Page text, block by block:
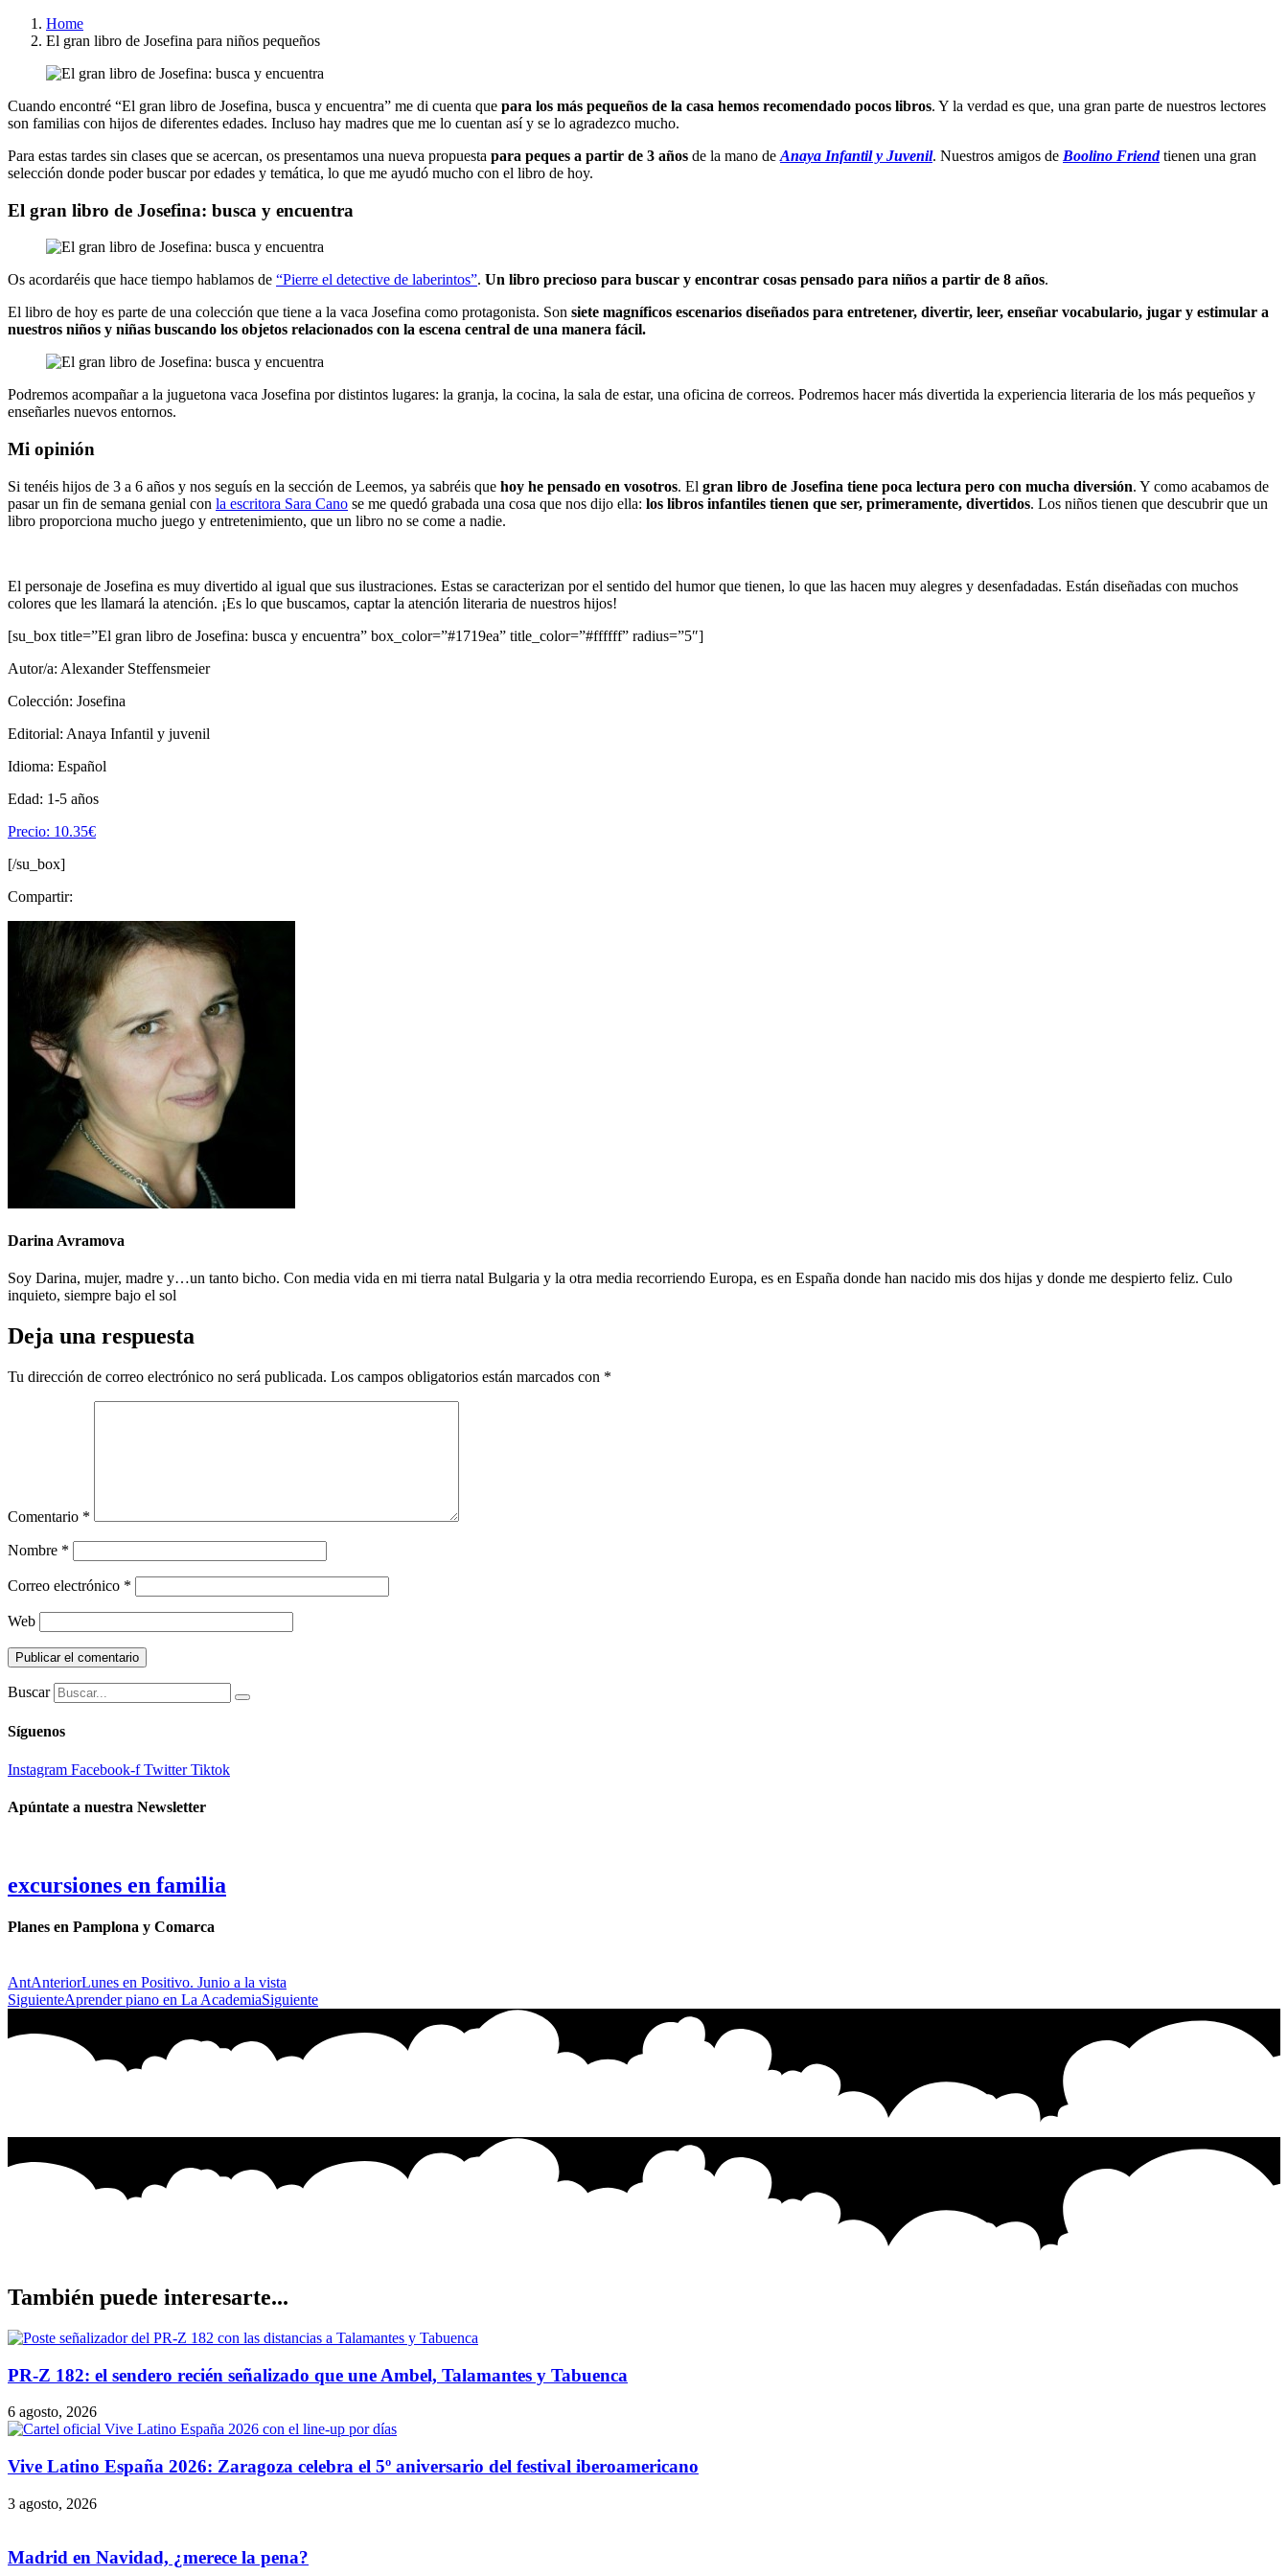
Home
El gran libro de Josefina para niños pequeños
Cuando encontré “El gran libro de Josefina, busca y encuentra” me di cuenta que para los más pequeños de la casa hemos recomendado pocos libros. Y la verdad es que, una gran parte de nuestros lectores
son familias con hijos de diferentes edades. Incluso hay madres que me lo cuentan así y se lo agradezco mucho.
Para estas tardes sin clases que se acercan, os presentamos una nueva propuesta para peques a partir de 3 años de la mano de Anaya Infantil y Juvenil. Nuestros amigos de Boolino Friendtienen una gran
selección donde poder buscar por edades y temática, lo que me ayudó mucho con el libro de hoy.
El gran libro de Josefina: busca y encuentra
Os acordaréis que hace tiempo hablamos de “Pierre el detective de laberintos”. Un libro precioso para buscar y encontrar cosas pensado para niños a partir de 8 años.
El libro de hoy es parte de una colección que tiene a la vaca Josefina como protagonista. Son siete magníficos escenarios diseñados para entretener, divertir, leer, enseñar vocabulario, jugar y estimular a
nuestros niños y niñas buscando los objetos relacionados con la escena central de una manera fácil.
Podremos acompañar a la juguetona vaca Josefina por distintos lugares: la granja, la cocina, la sala de estar, una oficina de correos. Podremos hacer más divertida la experiencia literaria de los más pequeños y
enseñarles nuevos entornos.
Mi opinión
Si tenéis hijos de 3 a 6 años y nos seguís en la sección de Leemos, ya sabréis que hoy he pensado en vosotros. El gran libro de Josefina tiene poca lectura pero con mucha diversión. Y como acabamos de
pasar un fin de semana genial con la escritora Sara Cano se me quedó grabada una cosa que nos dijo ella: los libros infantiles tienen que ser, primeramente, divertidos. Los niños tienen que descubrir que un
libro proporciona mucho juego y entretenimiento, que un libro no se come a nadie.
El personaje de Josefina es muy divertido al igual que sus ilustraciones. Estas se caracterizan por el sentido del humor que tienen, lo que las hacen muy alegres y desenfadadas. Están diseñadas con muchos
colores que les llamará la atención. ¡Es lo que buscamos, captar la atención literaria de nuestros hijos!
[su_box title=”El gran libro de Josefina: busca y encuentra” box_color=”#1719ea” title_color=”#ffffff” radius=”5″]
Autor/a: Alexander Steffensmeier
Colección: Josefina
Editorial: Anaya Infantil y juvenil
Idioma: Español
Edad: 1-5 años
Precio: 10.35€
[/su_box]
Compartir:
Darina Avramova
Soy Darina, mujer, madre y…un tanto bicho. Con media vida en mi tierra natal Bulgaria y la otra media recorriendo Europa, es en España donde han nacido mis dos hijas y donde me despierto feliz. Culo
inquieto, siempre bajo el sol
Deja una respuesta
Tu dirección de correo electrónico no será publicada. Los campos obligatorios están marcados con *
Comentario *
Nombre *
Correo electrónico *
Web
Buscar
Síguenos
Instagram Facebook-f Twitter Tiktok
Apúntate a nuestra Newsletter
excursiones en familia
Planes en Pamplona y Comarca
AntAnteriorLunes en Positivo. Junio a la vista
SiguienteAprender piano en La AcademiaSiguiente
También puede interesarte...
PR-Z 182: el sendero recién señalizado que une Ambel, Talamantes y Tabuenca
6 agosto, 2026
Vive Latino España 2026: Zaragoza celebra el 5º aniversario del festival iberoamericano
3 agosto, 2026
Madrid en Navidad, ¿merece la pena?